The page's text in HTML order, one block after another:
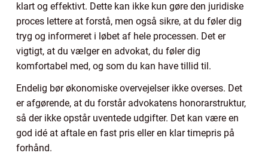
klart og effektivt. Dette kan ikke kun gøre den juridiske
proces lettere at forstå, men også sikre, at du føler dig
tryg og informeret i løbet af hele processen. Det er
vigtigt, at du vælger en advokat, du føler dig
komfortabel med, og som du kan have tillid til.
Endelig bør økonomiske overvejelser ikke overses. Det
er afgørende, at du forstår advokatens honorarstruktur,
så der ikke opstår uventede udgifter. Det kan være en
god idé at aftale en fast pris eller en klar timepris på
forhånd.